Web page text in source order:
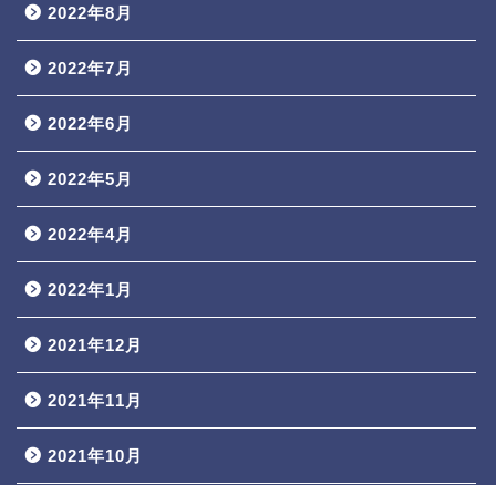
2022年8月
2022年7月
2022年6月
2022年5月
2022年4月
2022年1月
2021年12月
2021年11月
2021年10月